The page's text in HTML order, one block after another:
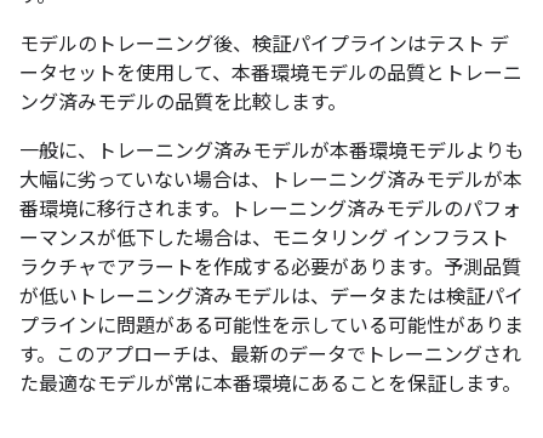
モデルのトレーニング後、検証パイプラインはテスト デ
ータセットを使用して、本番環境モデルの品質とトレーニ
ング済みモデルの品質を比較します。
一般に、トレーニング済みモデルが本番環境モデルよりも
大幅に劣っていない場合は、トレーニング済みモデルが本
番環境に移行されます。トレーニング済みモデルのパフォ
ーマンスが低下した場合は、モニタリング インフラスト
ラクチャでアラートを作成する必要があります。予測品質
が低いトレーニング済みモデルは、データまたは検証パイ
プラインに問題がある可能性を示している可能性がありま
す。このアプローチは、最新のデータでトレーニングされ
た最適なモデルが常に本番環境にあることを保証します。